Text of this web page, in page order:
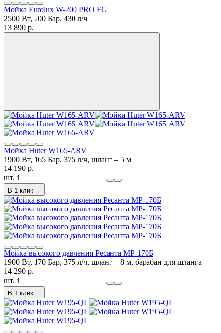
Мойка Eurolux W-200 PRO FG
2500 Вт, 200 Бар, 430 л/ч
13 890 p.
Мойка Huter W165-ARV
1900 Вт, 165 Бар, 375 л/ч, шланг – 5 м
14 190 p.
шт.
В 1 клик
Мойка высокого давления Ресанта МР-170Б
1900 Вт, 170 Бар, 375 л/ч, шланг – 8 м, барабан для шланга
14 290 p.
шт.
В 1 клик